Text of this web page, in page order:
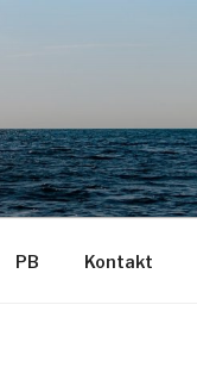
PB Kontakt